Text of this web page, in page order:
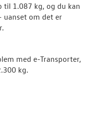
til 1.087 kg, og du kan
om det er
med e-Transporter,
kg.